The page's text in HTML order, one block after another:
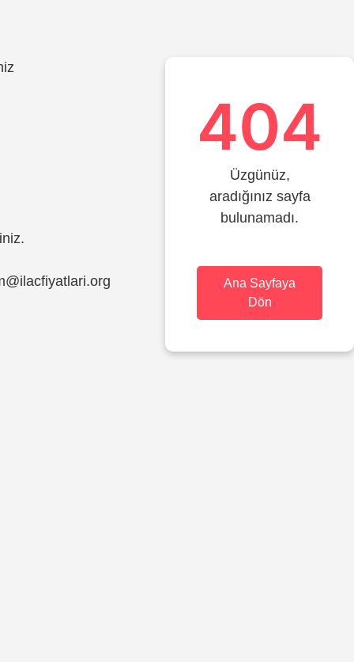
404
Üzgünüz,
aradığınız sayfa
bulunamadı.
Ana Sayfaya
Dön